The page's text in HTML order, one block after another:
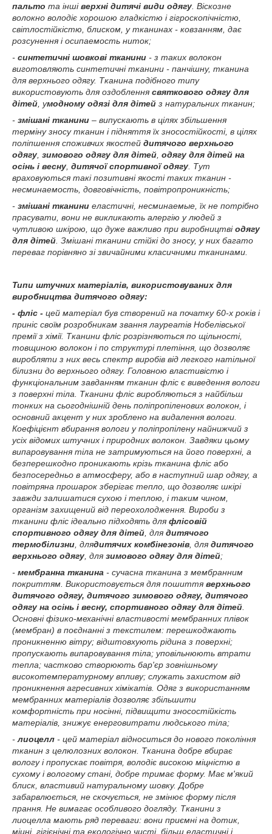
пальто та іншіверхні дитячі види одягу . Віскозне
волокно володіє хорошою гладкістю і гігроскопічністю,
світлостійкістю, блиском, у тканинах - ковзанням, дає
розсунення і осипаемость ниток;
- синтетичні шовкові тканини - з таких волокон
виготовляють синтетичні тканини - панчішну, тканина
для верхнього одягу. Тканина подібного типу
використовують для оздоблення святкового одягу для
дітей , умодному одязі для дітей з натуральних тканин;
- змішані тканини – випускають в цілях збільшення
терміну зносу тканин і підняття їх зносостійкості, в цілях
поліпшення споживчих якостей дитячого верхнього
одягу зимового одягу для дітей одягу для дітей на
осінь і весну дитячої спортивної одягу . Тут
враховуються такі позитивні якості таких тканин -
несминаемость, довговічність, повітропроникність;
- змішані тканини еластичні, несминаемые, їх не потрібно
прасувати, вони не викликають алергію у людей з
чутливою шкірою, що дуже важливо при виробництвіодягу
для дітей . Змішані тканини стійкі до зносу, у них багато
переваг порівняно зі звичайними класичними тканинами.
Типи штучних матеріалів, використовуваних для
виробництва дитячого одягу:
- фліс - цей матеріал був створений на початку 60-х років і
приніс своїм розробникам звання лауреатів Нобелівської
премії з хімії. Тканини фліс розрізняються по щільності,
товщиною волокон і по структурі плетіння, що дозволяє
виробляти з них весь спектр виробів від легкого натільної
білизни до верхнього одягу. Головною властивістю і
функціональним завданням тканин фліс є виведення вологи
з поверхні тіла. Тканини фліс виробляються з найбільш
тонких на сьогоднішній день поліпропіленових волокон, і
основний акцент у них зроблено на видалення вологи.
Коефіцієнт вбирання вологи у поліпропілену найнижчий з
усіх відомих штучних і природних волокон. Завдяки цьому
випаровування тіла не затримуються на його поверхні, а
безперешкодно проникають крізь тканина фліс або
безпосередньо в атмосферу, або в наступний шар одягу, а
повітряна прошарок зберігає тепло, що дозволяє шкірі
завжди залишатися сухою і теплою, і таким чином,
організм захищений від переохолодження. Вироби з
тканини фліс ідеально підходять для флісовій
спортивного одягу для дітей , для дитячого
термобілизни , длядитячих комбінезонів , для дитячого
верхнього одягу , для зимового одягу для дітей;
- мембранна тканина - сучасна тканина з мембранним
покриттям. Використовується для пошиття верхнього
дитячого одягу, дитячого зимового одягу, дитячого
одягу на осінь і весну, спортивного одягу для дітей
Основні фізико-механічні властивості мембранних плівок
(мембран) в поєднанні з текстилем: перешкоджають
проникненню вітру; відштовхують рідина з поверхні;
пропускають випаровування тіла; уповільнюють втрати
тепла; частково створюють бар'єр зовнішньому
високотемпературному впливу; служать захистом від
проникнення агресивних хімікатів. Одяг з використанням
мембранних матеріалів дозволяє збільшити
комфортність при носінні, підвищити зносостійкість
матеріалів, знижує енерговитрати людського тіла;
-лиоцелл - цей матеріал відноситься до нового покоління
тканин з целюлозних волокон. Тканина добре вбирає
вологу і пропускає повітря, володіє високою міцністю в
сухому і вологому стані, добре тримає форму. Має м'який
блиск, властивий натуральному шовку. Добре
забарвлюється, не скочується, не змінює форму після
прання. Не вимагає особливого догляду. Тканини з
лиоцелла мають ряд переваги: вони приємні на дотик,
міцні, гігієнічні та екологічно чисті, більш еластичні і